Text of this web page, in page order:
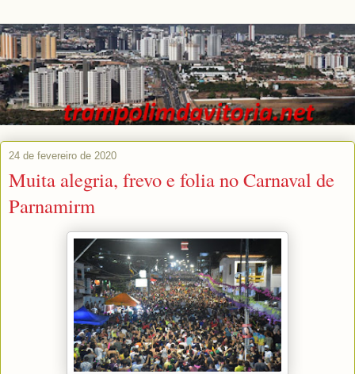
24 de fevereiro de 2020
Muita alegria, frevo e folia no Carnaval de
Parnamirm